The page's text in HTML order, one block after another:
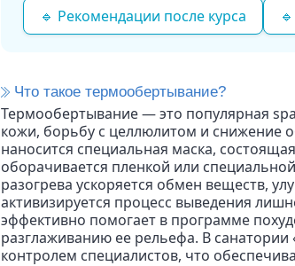
🔹 Рекомендации после курса
Что такое термообертывание?
Термообертывание — это популярная
кожи, борьбу с целлюлитом и снижение
наносится специальная маска,
оборачивается пленкой или
разогрева ускоряется обмен веществ,
активизируется процесс выведения
эффективно помогает в программе
разглаживанию ее рельефа. В
контролем специалистов, что